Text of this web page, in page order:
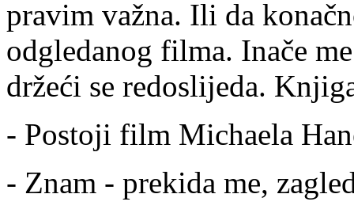
pravim važna. Ili da
odgledanog filma. Inače
držeći se redoslijeda.
- Postoji film Michaela
- Znam - prekida me,